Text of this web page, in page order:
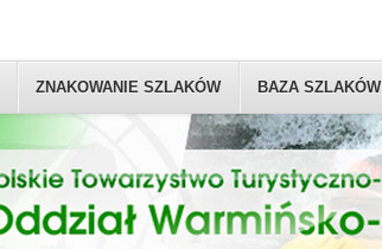
ZNAKOWANIE SZLAKÓW BAZA SZLAKÓW